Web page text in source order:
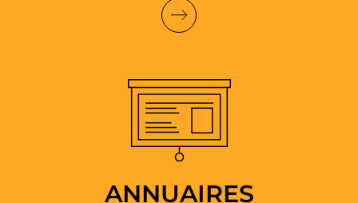
ANNUAIRES